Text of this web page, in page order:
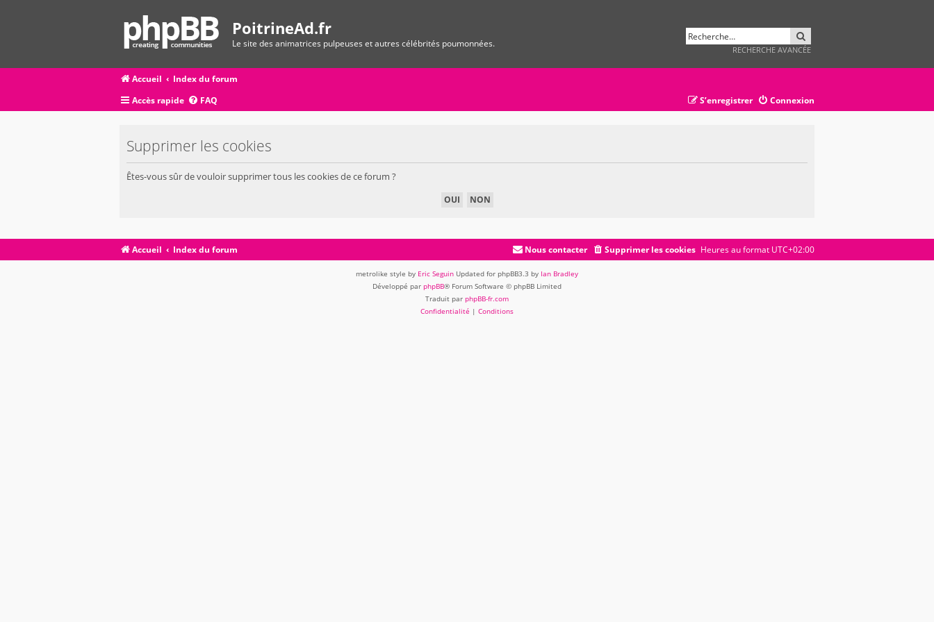
PoitrineAd.fr
Le site des animatrices pulpeuses et autres célébrités poumonnées.
RECHERCHE AVANCÉE
Accueil
Index du forum
Accès rapide
FAQ Connexion
S’enregistrer
Supprimer les cookies
Êtes-vous sûr de vouloir supprimer tous les cookies de ce forum ?
Accueil Index du forum Heures au format UTC+02:00
Supprimer les cookies
Nous contacter
metrolike style by Eric Seguin Updated for phpBB3.3 by Ian Bradley
Développé par phpBB® Forum Software © phpBB Limited
Traduit par phpBB-fr.com
Confidentialité | Conditions